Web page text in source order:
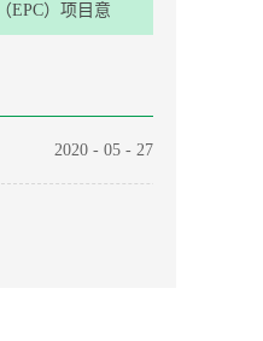
EPC）项目意
2020 - 05 - 27